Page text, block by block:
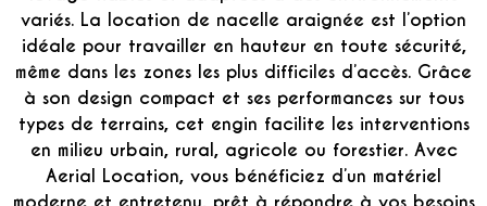
variés. La location de nacelle araignée est l’option
idéale pour travailler en hauteur en toute sécurité,
même dans les zones les plus difficiles d’accès. Grâce
à son design compact et ses performances sur tous
types de terrains, cet engin facilite les interventions
en milieu urbain, rural, agricole ou forestier. Avec
Aerial Location, vous bénéficiez d’un matériel